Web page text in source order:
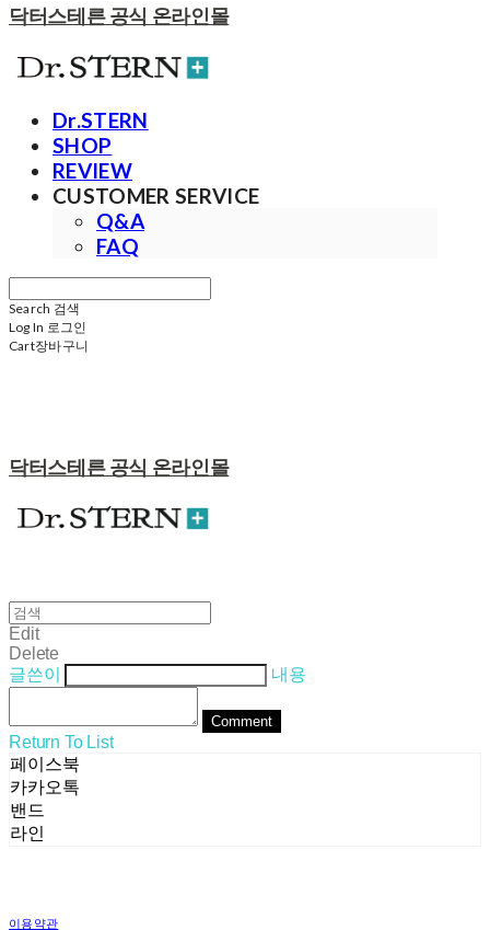
닥터스테른 공식 온라인몰
Dr.STERN
SHOP
REVIEW
CUSTOMER SERVICE
Q&A
FAQ
Search 검색
Log In 로그인
Cart장바구니
닥터스테른 공식 온라인몰
Edit
Delete
글쓴이
내용
Comment
Return To List
페이스북
카카오톡
밴드
라인
이용약관